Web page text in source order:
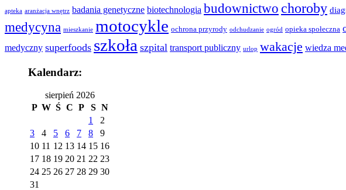
apteka aranżacja wnętrz badania genetyczne biotechnologia budownictwo choroby
medycyna mieszkanie motocykle ochrona przyrody odchudzanie ogród opieka społeczna
medyczny superfoods szkoła szpital transport publiczny urlop wakacje wiedza
Kalendarz:
sierpień 2026
P W Ś C P S N
1
2
3
4 5 6 7 8
9
10 11 12 13 14 15 16
17 18 19 20 21 22 23
24 25 26 27 28 29 30
31